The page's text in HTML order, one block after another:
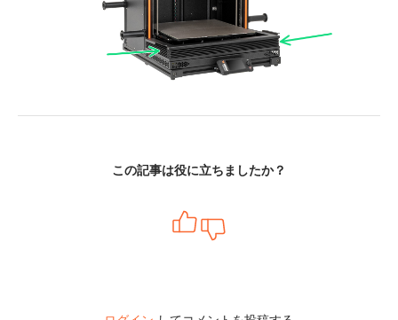
この記事は役に立ちましたか？